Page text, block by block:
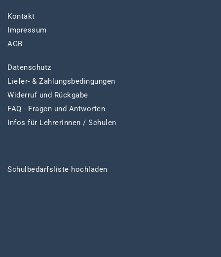
Kontakt
Impressum
AGB
Datenschutz
Liefer- & Zahlungsbedingungen
Widerruf und Rückgabe
FAQ - Fragen und Antworten
Infos für LehrerInnen / Schulen
Schulbedarfsliste hochladen